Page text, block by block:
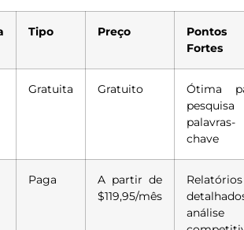
Tipo Preço
Pontos
Fortes
Gratuita Gratuito
Ótima
pesquisa
palavras-
chave
Paga
A partir de
$119,95/mês
Relatórios
análise